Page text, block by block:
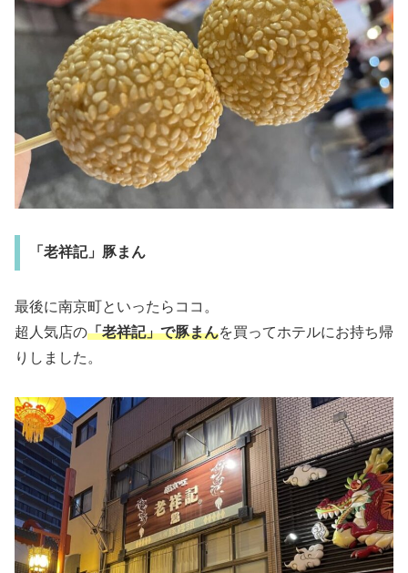
「老祥記」豚まん
最後に南京町といったらココ。
超人気店の「老祥記」で豚まんを買ってホテルにお持ち帰
りしました。